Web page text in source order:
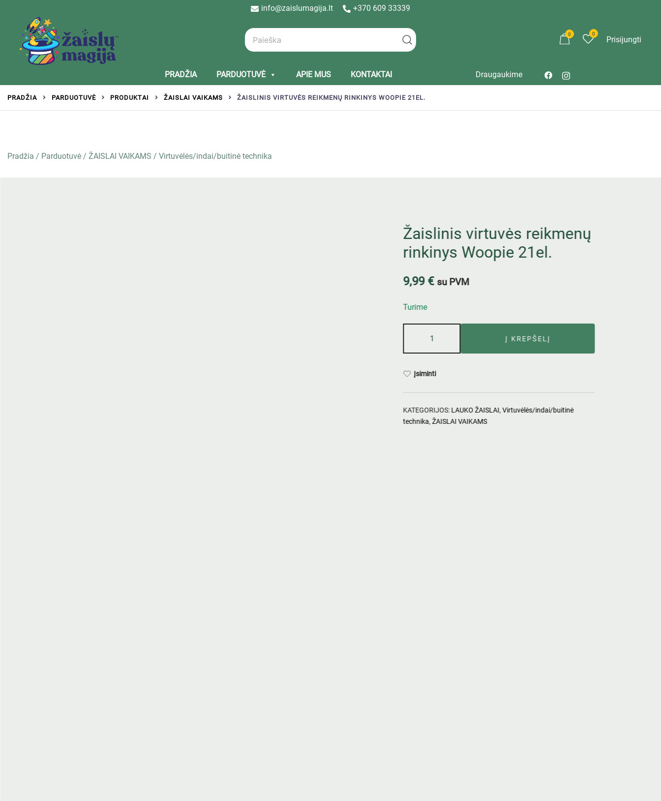
info@zaislumagija.lt +370 609 33339
Zaislumagija.lt – žaislų parduotuvė vaikams
Žaislai tinkantys įvairaus amžiaus vaikams
0 0
Prisijungti
PRADŽIA PARDUOTUVĖ APIE MUS KONTAKTAI Draugaukime
PRADŽIA PARDUOTUVĖ PRODUKTAI ŽAISLAI VAIKAMS ŽAISLINIS VIRTUVĖS REIKMENŲ RINKINYS WOOPIE 21EL.
Pradžia / Parduotuvė / ŽAISLAI VAIKAMS / Virtuvėlės/indai/buitinė technika
Žaislinis virtuvės reikmenų
rinkinys Woopie 21el.
9,99 € su PVM
Turime
Į KREPŠELĮ
Įsiminti
KATEGORIJOS:LAUKO ŽAISLAI,Virtuvėlės/indai/buitinė
technika,ŽAISLAI VAIKAMS